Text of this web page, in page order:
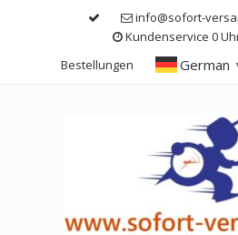
info@sofort-
Kundenservice 0
Bestellungen
German